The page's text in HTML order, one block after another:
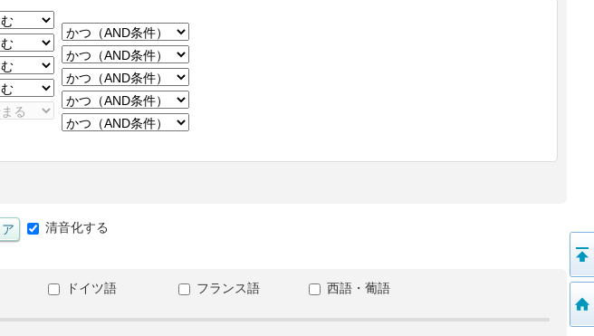
清音化する
ドイツ語 フランス語
西語・葡語